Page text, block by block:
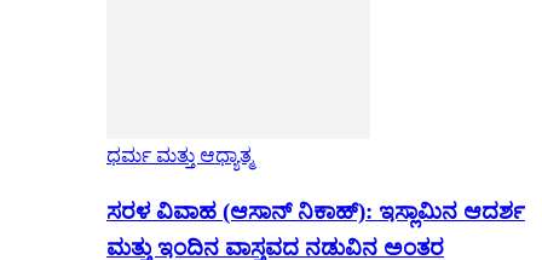
ಧರ್ಮ ಮತ್ತು ಆಧ್ಯಾತ್ಮ
ಸರಳ ವಿವಾಹ (ಆಸಾನ್ ನಿಕಾಹ್): ಇಸ್ಲಾಮಿನ ಆದರ್ಶ
ಮತ್ತು ಇಂದಿನ ವಾಸ್ತವದ ನಡುವಿನ ಅಂತರ